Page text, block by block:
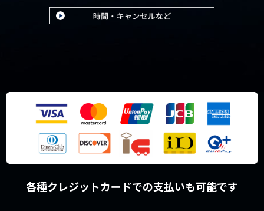
各種クレジットカードでの支払いも可能です